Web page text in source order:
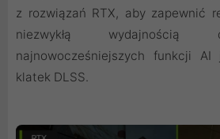
z rozwiązań RTX, aby zapewnić
niezwykłą wydajnością
najnowocześniejszych funkcji
klatek DLSS.